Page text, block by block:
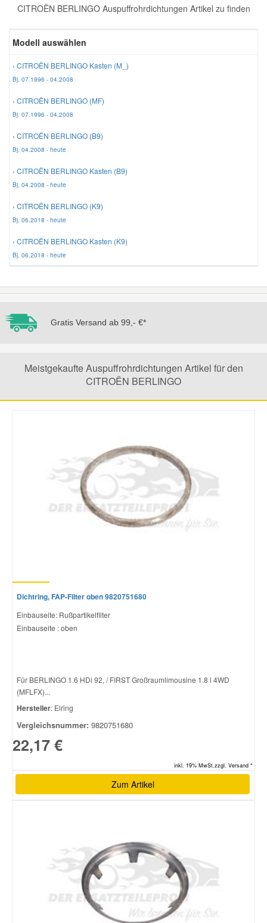
CITROËN BERLINGO Auspuffrohrdichtungen Artikel zu finden
Modell auswählen
› CITROËN BERLINGO Kasten (M_)
Bj. 07.1996 - 04.2008
› CITROËN BERLINGO (MF)
Bj. 07.1996 - 04.2008
› CITROËN BERLINGO (B9)
Bj. 04.2008 - heute
› CITROËN BERLINGO Kasten (B9)
Bj. 04.2008 - heute
› CITROËN BERLINGO (K9)
Bj. 06.2018 - heute
› CITROËN BERLINGO Kasten (K9)
Bj. 06.2018 - heute
Gratis Versand ab 99,- €*
Meistgekaufte Auspuffrohrdichtungen Artikel für den
CITROËN BERLINGO
Dichtring, FAP-Filter oben 9820751680
Einbauseite: Rußpartikelfilter
Einbauseite : oben
Für BERLINGO 1.6 HDi 92, / FIRST Großraumlimousine 1.8 i 4WD
(MFLFX)...
Hersteller: Elring
Vergleichsnummer: 9820751680
22,17 €
inkl. 19% MwSt.zzgl. Versand *
Zum Artikel
Reparatur-Zubehör
Winter-Autozubehör
Jeep Ersatzteile
Kia Ersatzteile
Lancia Ersatzteile
Mazda Ersatzteile
Mercedes Ersatzteile
Porsche Ersatzteile
Seat Ersatzteile
Suzuki Ersatzteile
Toyota Ersatzteile
Volvo Ersatzteile